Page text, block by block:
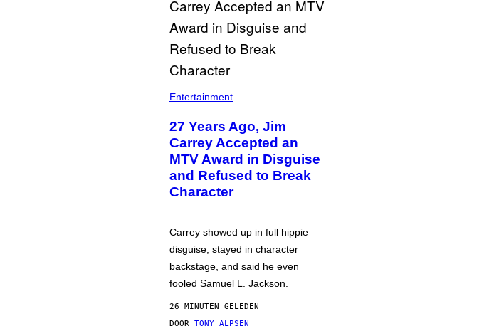
Entertainment
27 Years Ago, Jim
Carrey Accepted an
MTV Award in Disguise
and Refused to Break
Character
Carrey showed up in full hippie
disguise, stayed in character
backstage, and said he even
fooled Samuel L. Jackson.
26 MINUTEN GELEDEN
DOOR TONY ALPSEN